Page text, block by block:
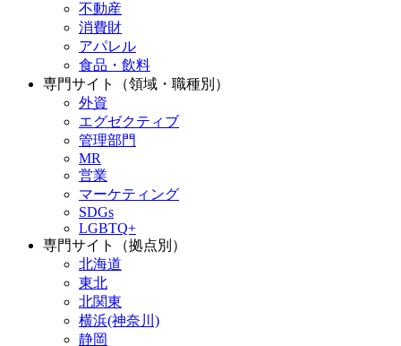
不動産
消費財
アパレル
食品・飲料
専門サイト（領域・職種別）
外資
エグゼクティブ
管理部門
MR
営業
マーケティング
SDGs
LGBTQ+
専門サイト（拠点別）
北海道
東北
北関東
横浜(神奈川)
静岡